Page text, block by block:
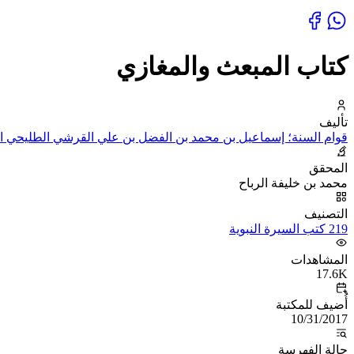
كتاب المبعث والمغازي
تأليف
قوام السنة؛ إسماعيل بن محمد بن الفضل بن علي القرشي الطليحي
المحقق
محمد بن خليفة الرباح
التصنيف
219 كتب السيرة النبوية
المشاهدات
17.6K
أُضيف للمكتبة
10/31/2017
حالة الفهرسة